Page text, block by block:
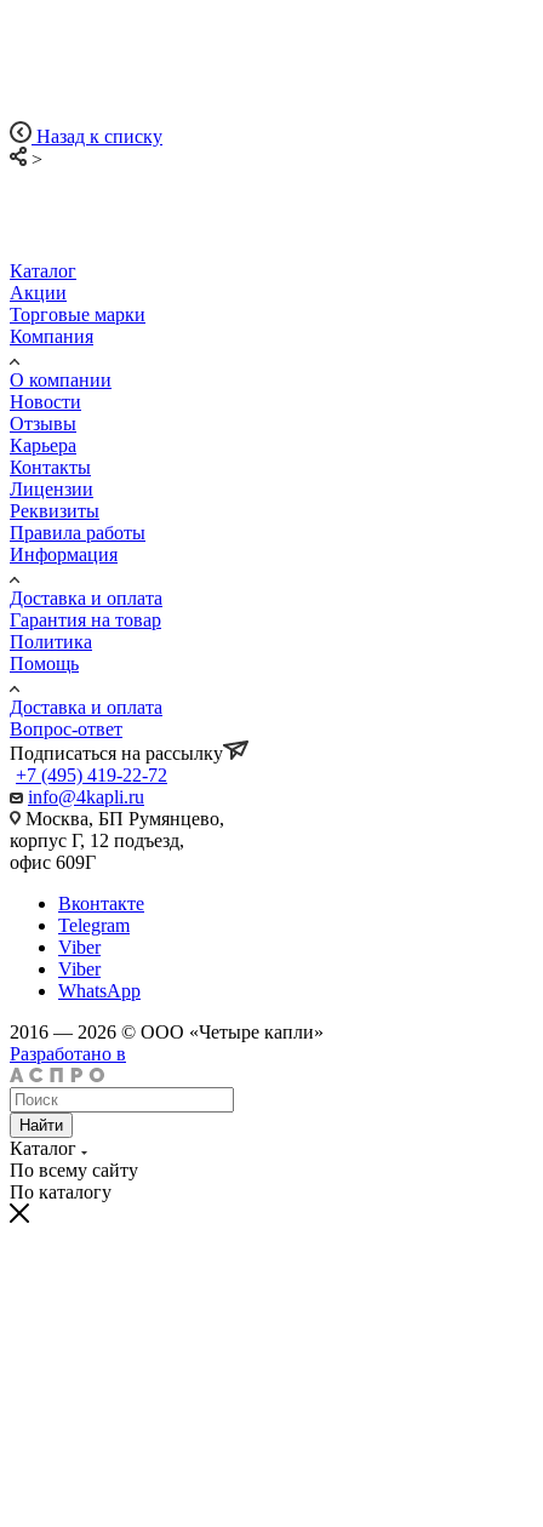
Назад к списку
>
Каталог
Акции
Торговые марки
Компания
О компании
Новости
Отзывы
Карьера
Контакты
Лицензии
Реквизиты
Правила работы
Информация
Доставка и оплата
Гарантия на товар
Политика
Помощь
Доставка и оплата
Вопрос-ответ
Подписаться на рассылку
+7 (495) 419-22-72
info@4kapli.ru
Москва, БП Румянцево,
корпус Г, 12 подъезд,
офис 609Г
Вконтакте
Telegram
Viber
Viber
WhatsApp
2016 — 2026 © ООО «Четыре капли»
Разработано в
Найти
Каталог
По всему сайту
По каталогу